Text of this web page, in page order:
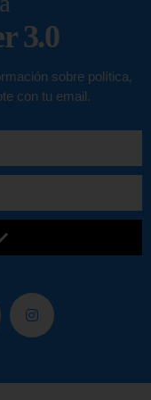
3.0
sobre política,
con tu email.